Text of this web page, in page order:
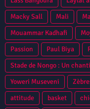
Macky Sall
Mali
Mouammar Kadhafi
Passion
Paul Biya
Stade de Nongo : Un
Yoweri Museveni
attitude
basket